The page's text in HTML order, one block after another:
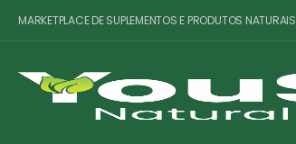
MARKETPLACE DE SUPLEMENTOS E PRODUTOS NATURAIS